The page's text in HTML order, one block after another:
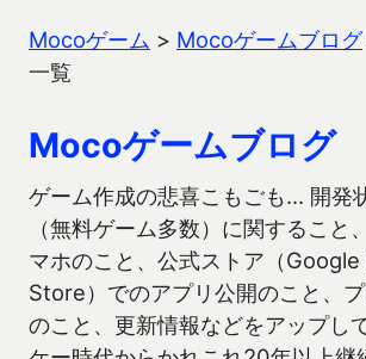
Mocoゲーム > Mocoゲームブログ
一覧
Mocoゲームブログ
ゲーム作成の悲喜こもごも… 開発
（無料ゲーム多数）に関すること
マホのこと、公式ストア（
Store）でのアプリ公開のこと、
のこと、更新情報などをアップし